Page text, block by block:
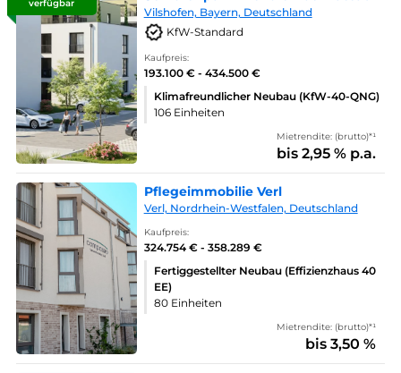
verfügbar
Vilshofen, Bayern, Deutschland
KfW-Standard
Kaufpreis:
193.100 € - 434.500 €
Klimafreundlicher Neubau (KfW-40-QNG)
106 Einheiten
Mietrendite: (brutto)*¹
bis 2,95 % p.a.
Pflegeimmobilie Verl
Verl, Nordrhein-Westfalen, Deutschland
Kaufpreis:
324.754 € - 358.289 €
Fertiggestellter Neubau (Effizienzhaus 40
EE)
80 Einheiten
Mietrendite: (brutto)*¹
bis 3,50 %